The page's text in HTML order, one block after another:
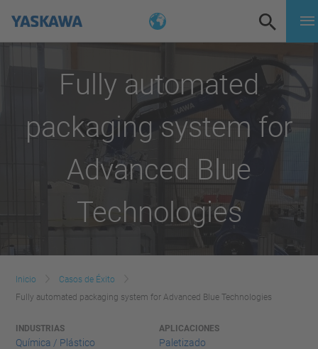
Fully automated
packaging system for
Advanced Blue
Technologies
Inicio
Casos de Éxito
Fully automated packaging system for Advanced Blue Technologies
INDUSTRIAS
Química / Plástico
APLICACIONES
Paletizado